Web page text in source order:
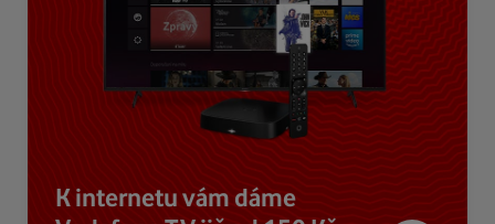
K internetu vám dáme